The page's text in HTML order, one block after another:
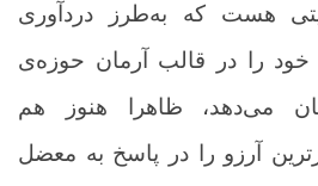
هست که به‌طرز دردآوری
خود را در قالب آرمان حوزه‌ی
می‌دهد، ظاهرا هنوز هم
آرزو را در پاسخ به معضل